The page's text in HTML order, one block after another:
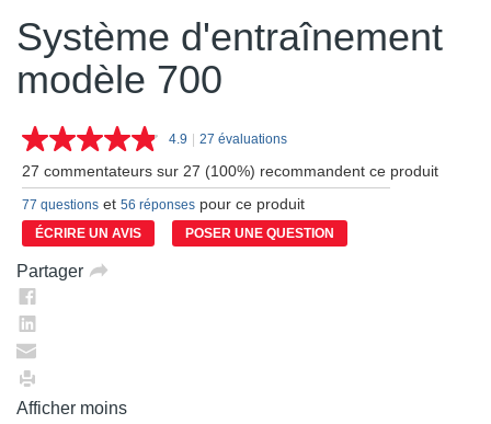
Système d'entraînement
modèle 700
4.9 Lire
les
27
commentaires.
Lien
vers
la
| 27 évaluations
27 commentateurs sur 27 (100%) recommandent ce produit
77 questions et 56 réponses pour ce produit
ÉCRIRE UN AVIS POSER UNE QUESTION
Partager
Afficher moins